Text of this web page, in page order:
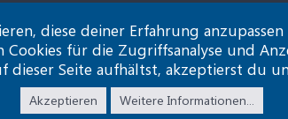
diese deiner Erfahrung
für die Zugriffsanalyse und
Seite aufhältst, akzeptierst du
Akzeptieren Weitere Informationen...